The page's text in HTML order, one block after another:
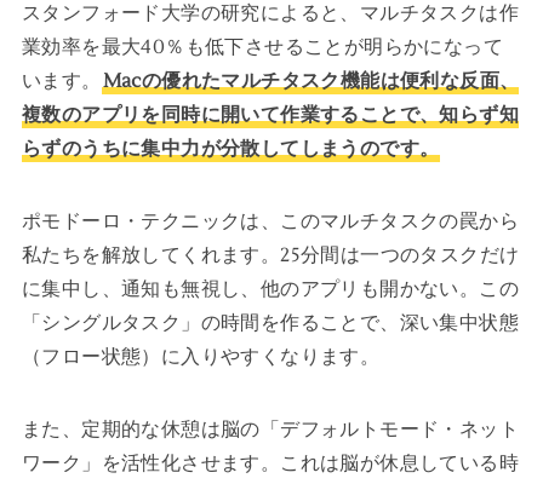
スタンフォード大学の研究によると、マルチタスクは作
業効率を最大40％も低下させることが明らかになって
います。 Macの優れたマルチタスク機能は便利な反面、
複数のアプリを同時に開いて作業することで、知らず知
らずのうちに集中力が分散してしまうのです。
ポモドーロ・テクニックは、このマルチタスクの罠から
私たちを解放してくれます。25分間は一つのタスクだけ
に集中し、通知も無視し、他のアプリも開かない。この
「シングルタスク」の時間を作ることで、深い集中状態
（フロー状態）に入りやすくなります。
また、定期的な休憩は脳の「デフォルトモード・ネット
ワーク」を活性化させます。これは脳が休息している時